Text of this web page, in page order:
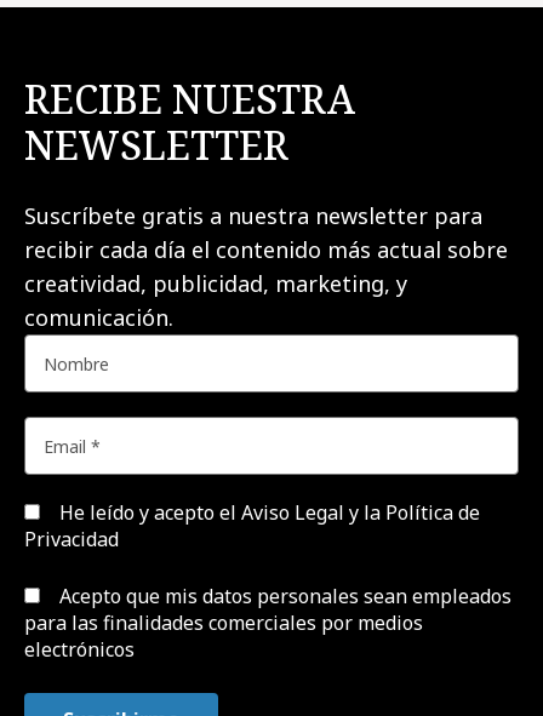
RECIBE NUESTRA
NEWSLETTER
Suscríbete gratis a nuestra newsletter para
recibir cada día el contenido más actual sobre
creatividad, publicidad, marketing, y
comunicación.
He leído y acepto el Aviso Legal y la Política de
Privacidad
Acepto que mis datos personales sean empleados
para las finalidades comerciales por medios
electrónicos